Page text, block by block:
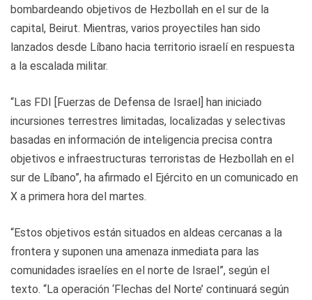
bombardeando objetivos de Hezbollah en el sur de la
capital, Beirut. Mientras, varios proyectiles han sido
lanzados desde Líbano hacia territorio israelí en respuesta
a la escalada militar.
“Las FDI [Fuerzas de Defensa de Israel] han iniciado
incursiones terrestres limitadas, localizadas y selectivas
basadas en información de inteligencia precisa contra
objetivos e infraestructuras terroristas de Hezbollah en el
sur de Líbano”, ha afirmado el Ejército en un comunicado en
X a primera hora del martes.
“Estos objetivos están situados en aldeas cercanas a la
frontera y suponen una amenaza inmediata para las
comunidades israelíes en el norte de Israel”, según el
texto. “La operación ‘Flechas del Norte’ continuará según